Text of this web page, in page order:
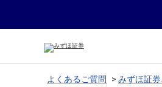
よくあるご質問 > みずほ証